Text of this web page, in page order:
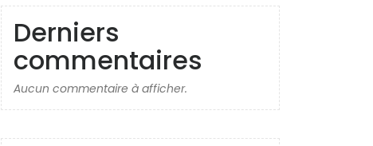
Derniers
commentaires
Aucun commentaire à afficher.